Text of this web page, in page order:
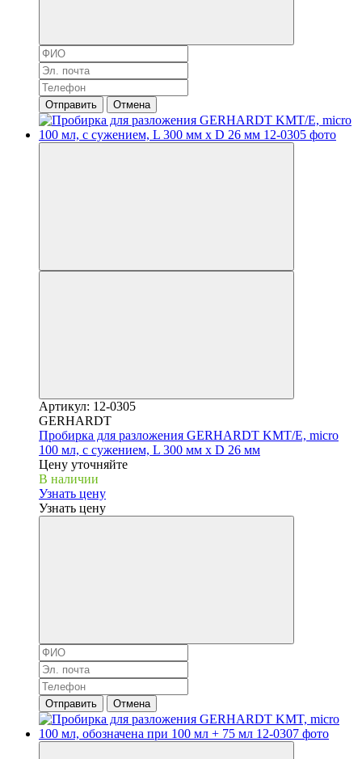
Отправить Отмена
Артикул: 12-0305
GERHARDT
Пробирка для разложения GERHARDT KMT/E, micro
100 мл, с сужением, L 300 мм x D 26 мм
Цену уточняйте
В наличии
Узнать цену
Узнать цену
Отправить Отмена